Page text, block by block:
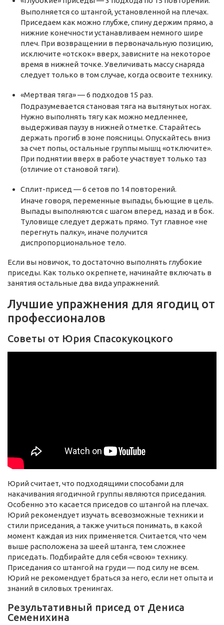
Выполняется со штангой, установленной на плечах.
Приседаем как можно глубже, спину держим прямо, а
нижние конечности устанавливаем немного шире
плеч. При возвращении в первоначальную позицию,
исключите «отскок» вверх, зависните на некоторое
время в нижней точке. Увеличивать массу снаряда
следует только в том случае, когда освоите технику.
«Мертвая тяга» — 6 подходов 15 раз.
Подразумевается становая тяга на вытянутых ногах.
Нужно выполнять тягу как можно медленнее,
выдерживая паузу в нижней отметке. Старайтесь
держать прогиб в зоне поясницы. Опускайтесь вниз
за счет попы, остальные группы мышц «отключите».
При поднятии вверх в работе участвует только таз
(отличие от становой тяги).
Сплит-присед — 6 сетов по 14 повторений.
Иначе говоря, переменные выпады, бьющие в цель.
Выпады выполняются с шагом вперед, назад и в бок.
Туловище следует держать прямо. Тут главное «не
перегнуть палку», иначе получится
диспропорциональное тело.
Если вы новичок, то достаточно выполнять глубокие
приседы. Как только окрепнете, начинайте включать в
занятия остальные два вида упражнений.
Лучшие упражнения для ягодиц от
профессионалов
Советы от Юрия Спасокукоцкого
Юрий считает, что подходящими способами для
накачивания ягодичной группы являются приседания.
Особенно это касается приседов со штангой на плечах.
Юрий рекомендует изучать всевозможные техники и
стили приседания, а также учиться понимать, в какой
момент каждая из них применяется. Считается, что чем
выше расположена за шеей штанга, тем сложнее
приседать. Подбирайте для себя «свою» технику.
Приседания со штангой на груди — под силу не всем.
Юрий не рекомендует браться за него, если нет опыта и
знаний в силовых тренингах.
Результативный присед от Дениса
Семенихина